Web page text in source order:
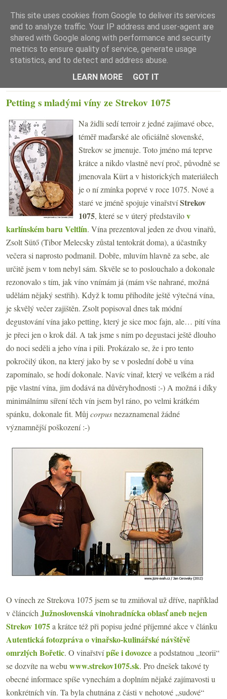
☰ Menu
Petting s mladými víny ze Strekov 1075
Na židli sedí terroir z jedné zajímavé obce,
téměř maďarské ale oficiálně slovenské,
Strekov se jmenuje. Toto jméno má teprve
krátce a nikdo vlastně neví proč, původně se
jmenovala Kürt a v historických materiálech
je o ní zmínka poprvé v roce 1075. Nové a
staré ve jméně spojuje vinařstvíStrekov
1075, které se v úterý představilov
karlínském baru Veltlín. Vína prezentoval jeden ze dvou vinařů,
Zsolt Sütő (Tibor Melecsky zůstal tentokrát doma), a účastníky
večera si naprosto podmanil. Dobře, mluvím hlavně za sebe, ale
určitě jsem v tom nebyl sám. Skvěle se to poslouchalo a dokonale
rezonovalo s tím, jak víno vnímám já (mám vše nahrané, možná
udělám nějaký sestřih). Když k tomu přihodíte ještě výtečná vína,
je skvělý večer zajištěn. Zsolt popisoval dnes tak módní
degustování vína jako petting, který je sice moc fajn, ale… pití vína
je přeci jen o krok dál. A tak jsme s ním po degustaci ještě dlouho
do noci seděli a jeho vína i pili. Prokázalo se, že i pro tento
pokročilý úkon, na který jako by se v poslední době u vína
zapomínalo, se hodí dokonale. Navíc vinař, který ve velkém a rád
pije vlastní vína, jim dodává na důvěryhodnosti :-) A možná i díky
minimálnímu síření těch vín jsem byl ráno, po velmi krátkém
spánku, dokonale fit. Můj corpusnezaznamenal žádné
významnější poškození :-)
O vínech ze Strekova 1075 jsem se tu zmiňoval už dříve, například
v článcích Južnoslovenská vinohradnícka oblasť aneb nejen
Strekov 1075a krátce též při popisu jedné příjemné akce v článku
Autentická fotozpráva o vinařsko-kulinářské návštěvě
omrzlých Bořetic. O vinařstvípíše i dovozcea podstatnou „teorii“
se dozvíte na webu www.strekov1075.sk. Pro dnešek takové ty
obecné informace spíše vynechám a doplním nějaké zajímavosti u
konkrétních vín. Ta byla chutnána z části v nehotové „sudové“
This site uses cookies from Google to deliver its services
and to analyze traffic. Your IP address and user-agent are
shared with Google along with performance and security
metrics to ensure quality of service, generate usage
statistics, and to detect and address abuse.
LEARN MORE
GOT IT